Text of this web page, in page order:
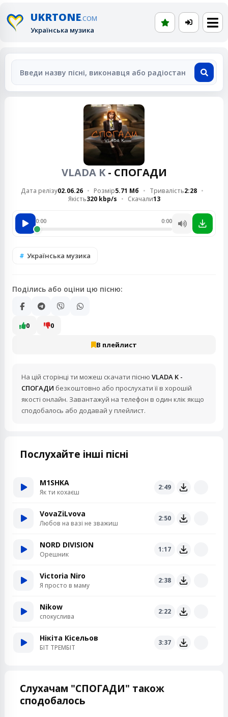
UKRTONE.COM
Українська музика
VLADA K- СПОГАДИ
Дата релізу02.06.26 Розмір5.71 Мб Тривалість2:28
Якість320 kbp/s Скачали13
0:00 0:00
Українська музика
Поділись або оціни цю пісню:
0 0
В плейлист
На цій сторінці ти можеш скачати пісню VLADA K -
СПОГАДИ безкоштовно або прослухати її в хорошій
якості онлайн. Завантажуй на телефон в один клік якщо
сподобалось або додавай у плейлист.
Послухайте інші пісні
M1SHKA
Як ти кохаєш
2:49
VovaZiLvova
Любов на вазі не зважиш
2:50
NORD DIVISION
Орешник
1:17
Victoria Niro
Я просто в маму
2:38
Nikow
спокуслива
2:22
Нікіта Кісельов
БІТ ТРЕМБІТ
3:37
Слухачам "СПОГАДИ" також
сподобалось